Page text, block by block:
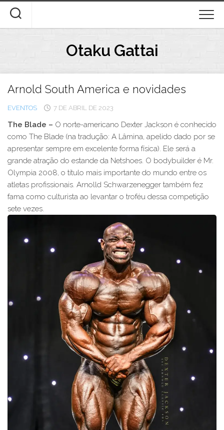
content
Otaku Gattai
Arnold South America e novidades
EVENTOS 7 DE ABRIL DE 2023
The Blade – O norte-americano Dexter Jackson é conhecido
como The Blade (na tradução: A Lâmina, apelido dado por se
apresentar sempre em excelente forma física). Ele será a
grande atração do estande da Netshoes. O bodybuilder é Mr.
Olympia 2008, o título mais importante do mundo entre os
atletas profissionais. Arnolld Schwarzenegger também fez
fama como culturista ao levantar o troféu dessa competição
sete vezes.